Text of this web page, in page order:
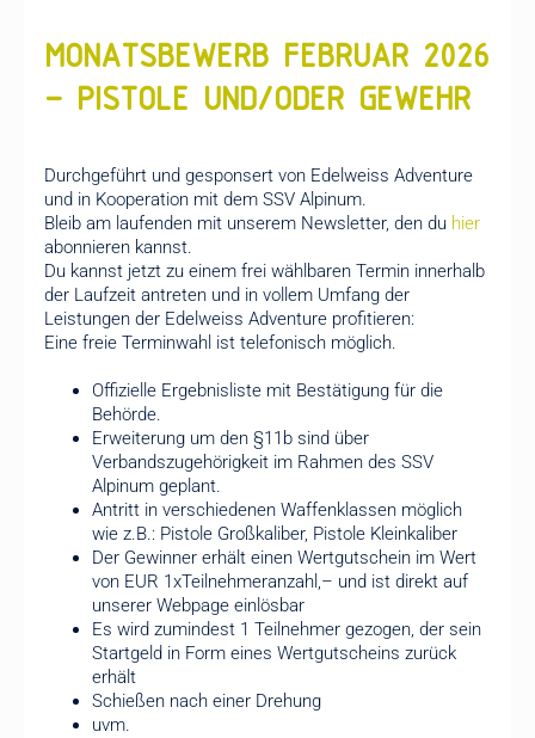
MONATSBEWERB FEBRUAR 2026
– PISTOLE UND/ODER GEWEHR
Durchgeführt und gesponsert von Edelweiss Adventure
und in Kooperation mit dem SSV Alpinum.
Bleib am laufenden mit unserem Newsletter, den du hier
abonnieren kannst.
Du kannst jetzt zu einem frei wählbaren Termin innerhalb
der Laufzeit antreten und in vollem Umfang der
Leistungen der Edelweiss Adventure profitieren:
Eine freie Terminwahl ist telefonisch möglich.
Offizielle Ergebnisliste mit Bestätigung für die
Behörde.
Erweiterung um den §11b sind über
Verbandszugehörigkeit im Rahmen des SSV
Alpinum geplant.
Antritt in verschiedenen Waffenklassen möglich
wie z.B.: Pistole Großkaliber, Pistole Kleinkaliber
Der Gewinner erhält einen Wertgutschein im Wert
von EUR 1xTeilnehmeranzahl,– und ist direkt auf
unserer Webpage einlösbar
Es wird zumindest 1 Teilnehmer gezogen, der sein
Startgeld in Form eines Wertgutscheins zurück
erhält
Schießen nach einer Drehung
uvm.